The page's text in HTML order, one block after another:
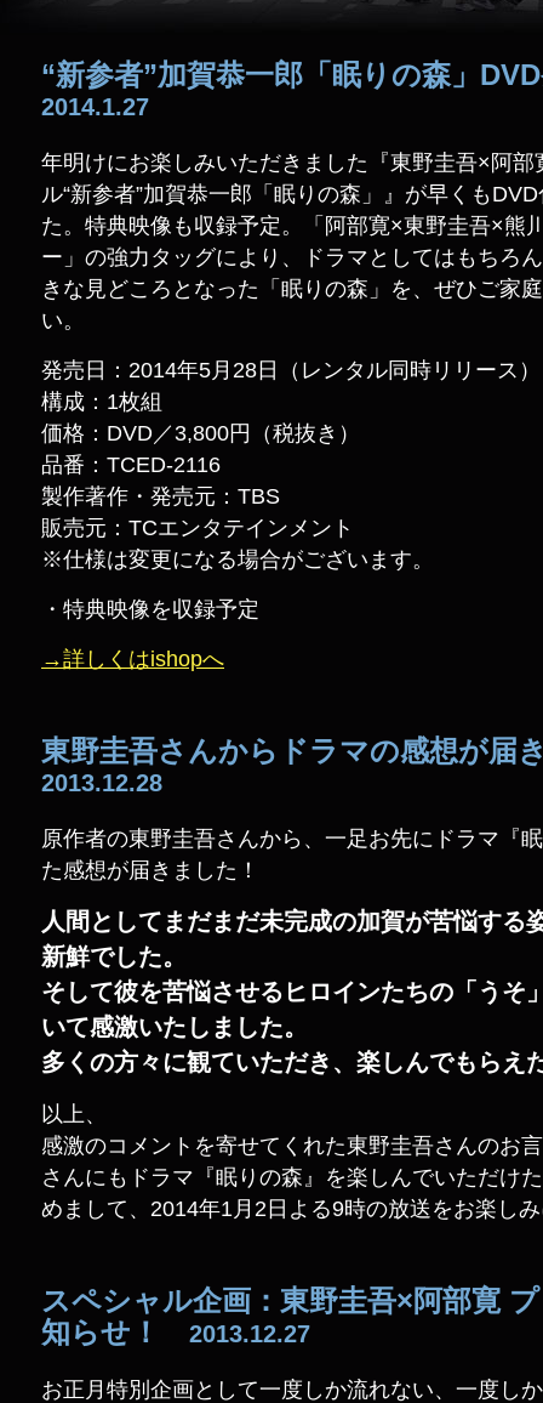
“新参者”加賀恭一郎「眠りの森」
2014.1.27
年明けにお楽しみいただきました『東野圭吾×阿
ル“新参者”加賀恭一郎「眠りの森」』が早くも
た。特典映像も収録予定。「阿部寛×東野圭吾×熊
ー」の強力タッグにより、ドラマとしてはもちろ
きな見どころとなった「眠りの森」を、ぜひご家
い。
発売日：2014年5月28日（レンタル同時リリース）
構成：1枚組
価格：DVD／3,800円（税抜き）
品番：TCED-2116
製作著作・発売元：TBS
販売元：TCエンタテインメント
※仕様は変更になる場合がございます。
・特典映像を収録予定
→詳しくはishopへ
東野圭吾さんからドラマの感想が
2013.12.28
原作者の東野圭吾さんから、一足お先にドラマ『
た感想が届きました！
人間としてまだまだ未完成の加賀が苦悩する
新鮮でした。
そして彼を苦悩させるヒロインたちの「うそ
いて感激いたしました。
多くの方々に観ていただき、楽しんでもらえ
以上、
感激のコメントを寄せてくれた東野圭吾さんのお
さんにもドラマ『眠りの森』を楽しんでいただけ
めまして、2014年1月2日よる9時の放送をお楽し
スペシャル企画：東野圭吾×阿部寛
知らせ！
2013.12.27
お正月特別企画として一度しか流れない、一度し